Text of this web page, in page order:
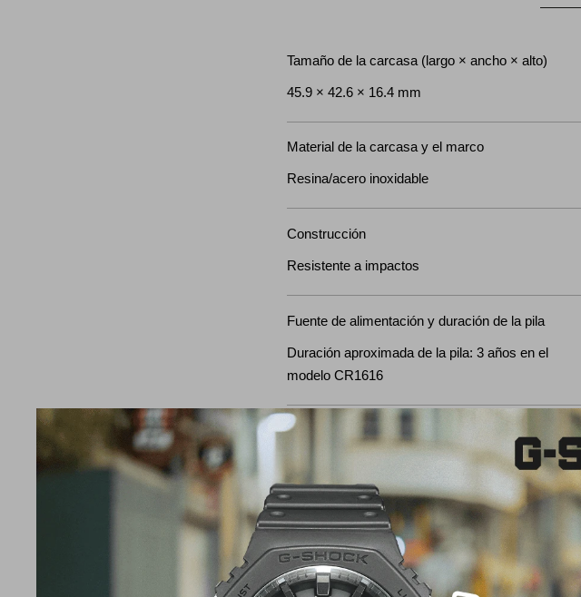
Tamaño de la carcasa (largo × ancho × alto)
45.9 × 42.6 × 16.4 mm
Material de la carcasa y el marco
Resina/acero inoxidable
Construcción
Resistente a impactos
Fuente de alimentación y duración de la pila
Duración aproximada de la pila: 3 años en el
modelo CR1616
Horario mundial
Hora mundial para 29 zonas horarias (30
ciudades), activación/desactivación del horario de
verano
Temporizador